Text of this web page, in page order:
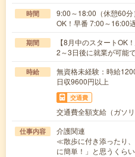
時間
9:00～18:00（休憩60
OK！早番 7:00～16:00
期間
【8月中のスタート
2～3日後に就業が可能
時給
無資格未経験：時給
日収9600円以上
交通費
交通費全額支給（ガソリ
仕事内容
介護関連
≪散歩に付き添ったり
に簡単！」と思うくら